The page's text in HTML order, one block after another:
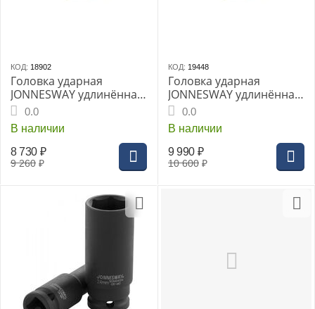
КОД: 18902
Головка ударная
JONNESWAY удлинённая
1" 65мм (S03AD8165)
0.0
В наличии
9 260 ₽
8 730 ₽
КОД: 19448
Головка ударная
JONNESWAY удлинённая
1" 70мм (S03AD8170)
0.0
В наличии
10 600 ₽
9 990 ₽